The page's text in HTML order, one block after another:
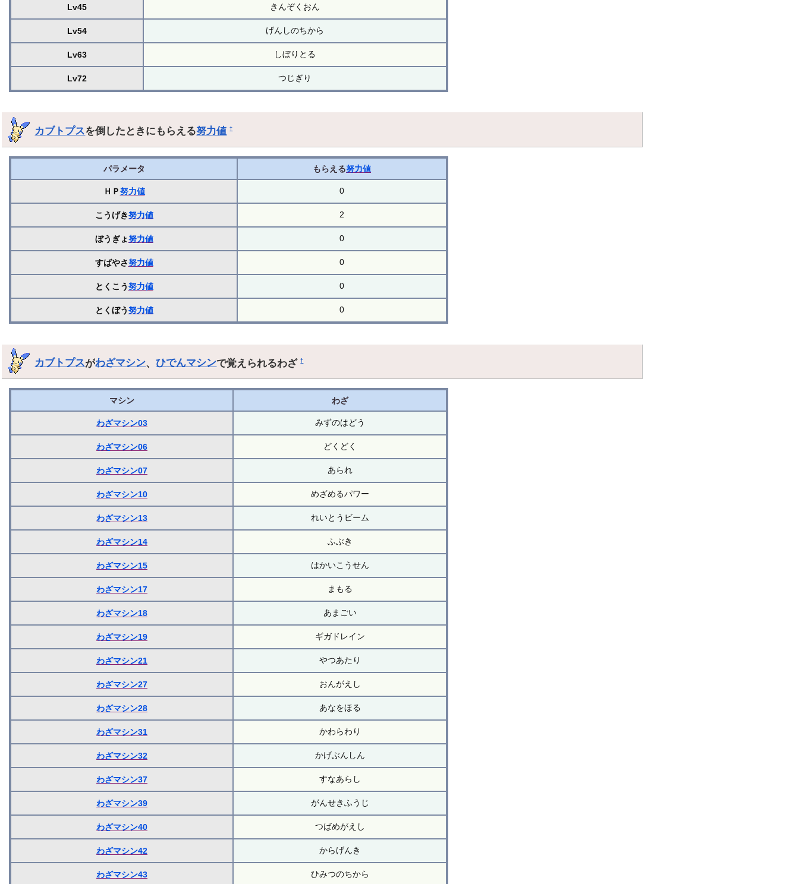
Lv45 きんぞくおん
Lv54 げんしのちから
Lv63 しぼりとる
Lv72 つじぎり
カブトプスを倒したときにもらえる努力値 †
パラメータ もらえる努力値
ＨＰ努力値 0
こうげき努力値 2
ぼうぎょ努力値 0
すばやさ努力値 0
とくこう努力値 0
とくぼう努力値 0
カブトプスがわざマシン、ひでんマシンで覚えられるわざ†
マシン わざ
わざマシン03 みずのはどう
わざマシン06 どくどく
わざマシン07 あられ
わざマシン10 めざめるパワー
わざマシン13 れいとうビーム
わざマシン14 ふぶき
わざマシン15 はかいこうせん
わざマシン17 まもる
わざマシン18 あまごい
わざマシン19 ギガドレイン
わざマシン21 やつあたり
わざマシン27 おんがえし
わざマシン28 あなをほる
わざマシン31 かわらわり
わざマシン32 かげぶんしん
わざマシン37 すなあらし
わざマシン39 がんせきふうじ
わざマシン40 つばめがえし
わざマシン42 からげんき
わざマシン43 ひみつのちから